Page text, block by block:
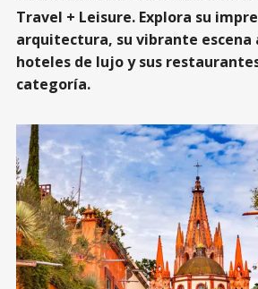
Travel + Leisure. Explora su
arquitectura, su vibrante escena
hoteles de lujo y sus
categoría.